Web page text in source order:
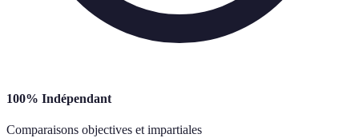
100% Indépendant
Comparaisons objectives et impartiales